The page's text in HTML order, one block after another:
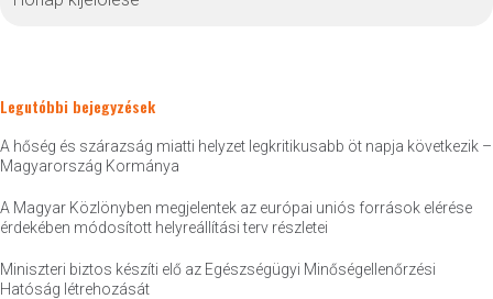
Legutóbbi bejegyzések
A hőség és szárazság miatti helyzet legkritikusabb öt napja következik –
Magyarország Kormánya
A Magyar Közlönyben megjelentek az európai uniós források elérése
érdekében módosított helyreállítási terv részletei
Miniszteri biztos készíti elő az Egészségügyi Minőségellenőrzési
Hatóság létrehozását